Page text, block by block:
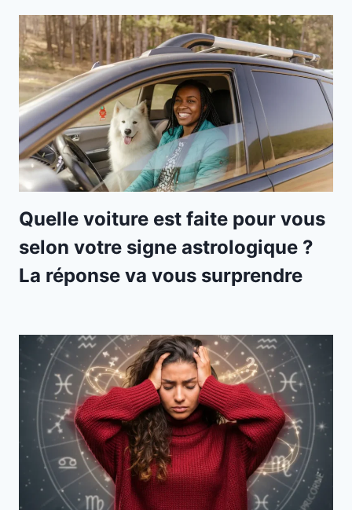
Quelle voiture est faite pour vous
selon votre signe astrologique ?
La réponse va vous surprendre